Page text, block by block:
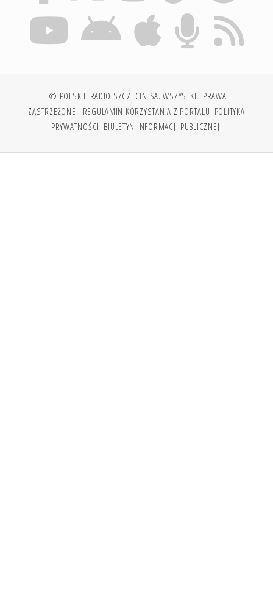
© POLSKIE RADIO SZCZECIN SA. WSZYSTKIE PRAWA
ZASTRZEŻONE. REGULAMIN KORZYSTANIA Z PORTALU POLITYKA
PRYWATNOŚCI BIULETYN INFORMACJI PUBLICZNEJ